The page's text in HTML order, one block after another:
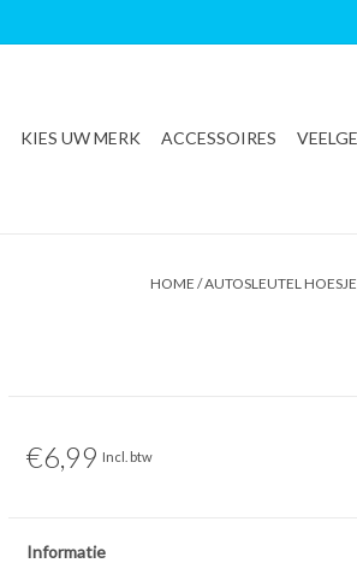
KIES UW MERK ACCESSOIRES
HOME /AUTOSLEUTEL
€6,99 Incl. btw
Informatie